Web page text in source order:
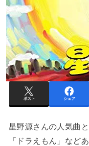
ポスト シェア
星野源さんの人気曲
「ドラえもん」など